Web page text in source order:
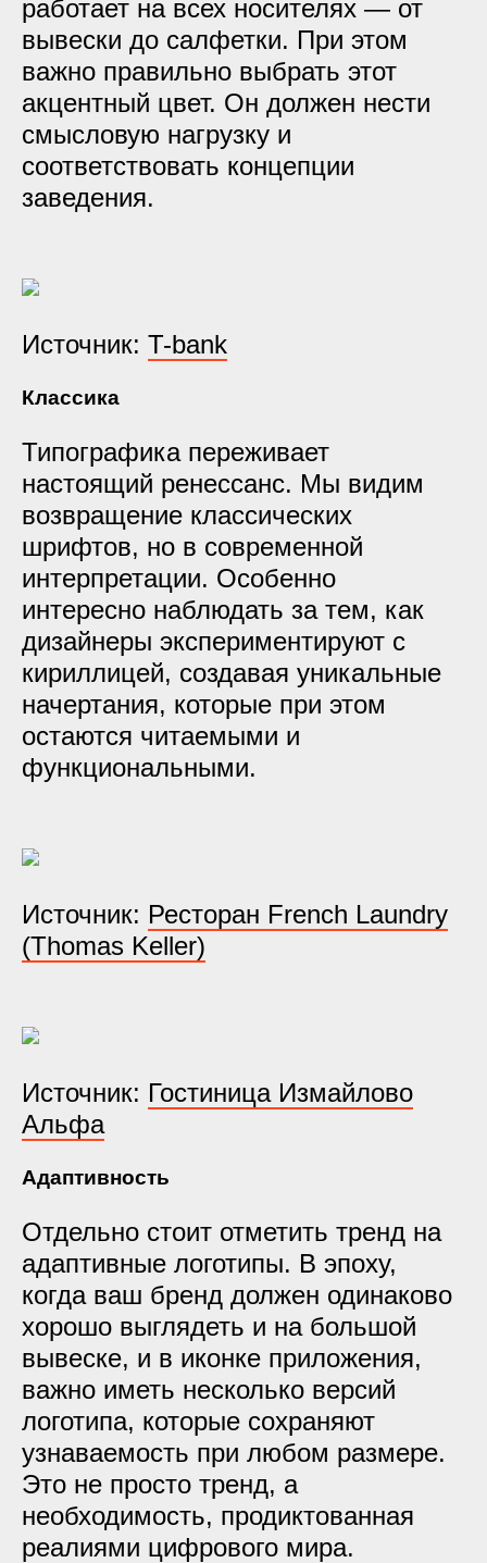
работает на всех носителях — от
вывески до салфетки. При этом
важно правильно выбрать этот
акцентный цвет. Он должен нести
смысловую нагрузку и
соответствовать концепции
заведения.
Источник: T-bank
Классика
Типографика переживает
настоящий ренессанс. Мы видим
возвращение классических
шрифтов, но в современной
интерпретации. Особенно
интересно наблюдать за тем, как
дизайнеры экспериментируют с
кириллицей, создавая уникальные
начертания, которые при этом
остаются читаемыми и
функциональными.
Источник: Ресторан French Laundry
(Thomas Keller)
Источник: Гостиница Измайлово
Альфа
Адаптивность
Отдельно стоит отметить тренд на
адаптивные логотипы. В эпоху,
когда ваш бренд должен одинаково
хорошо выглядеть и на большой
вывеске, и в иконке приложения,
важно иметь несколько версий
логотипа, которые сохраняют
узнаваемость при любом размере.
Это не просто тренд, а
необходимость, продиктованная
реалиями цифрового мира.